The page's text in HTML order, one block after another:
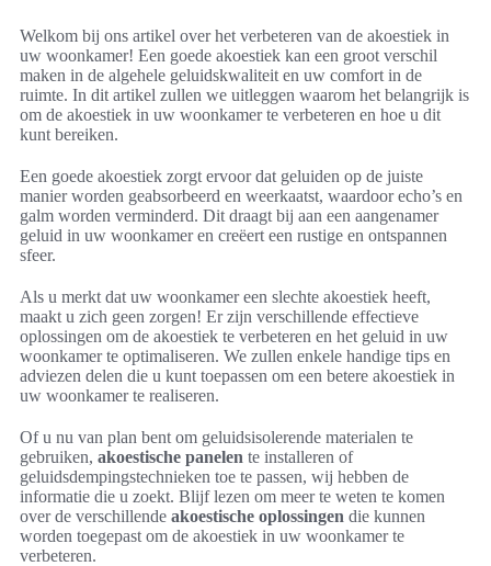
Welkom bij ons artikel over het verbeteren van de akoestiek in
uw woonkamer! Een goede akoestiek kan een groot verschil
maken in de algehele geluidskwaliteit en uw comfort in de
ruimte. In dit artikel zullen we uitleggen waarom het belangrijk is
om de akoestiek in uw woonkamer te verbeteren en hoe u dit
kunt bereiken.
Een goede akoestiek zorgt ervoor dat geluiden op de juiste
manier worden geabsorbeerd en weerkaatst, waardoor echo’s en
galm worden verminderd. Dit draagt bij aan een aangenamer
geluid in uw woonkamer en creëert een rustige en ontspannen
sfeer.
Als u merkt dat uw woonkamer een slechte akoestiek heeft,
maakt u zich geen zorgen! Er zijn verschillende effectieve
oplossingen om de akoestiek te verbeteren en het geluid in uw
woonkamer te optimaliseren. We zullen enkele handige tips en
adviezen delen die u kunt toepassen om een betere akoestiek in
uw woonkamer te realiseren.
Of u nu van plan bent om geluidsisolerende materialen te
gebruiken, akoestische panelen te installeren of
geluidsdempingstechnieken toe te passen, wij hebben de
informatie die u zoekt. Blijf lezen om meer te weten te komen
over de verschillende akoestische oplossingen die kunnen
worden toegepast om de akoestiek in uw woonkamer te
verbeteren.